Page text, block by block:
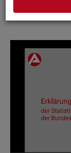
Hier fin­den Sie